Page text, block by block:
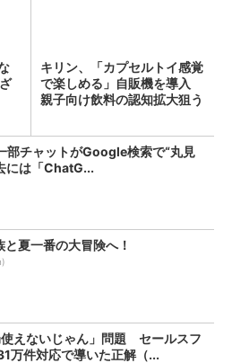
キリン、「カプセルトイ感覚
で楽しめる」自販機を導入
親子向け飲料の認知拡大狙う
部チャットがGoogle検索で“丸見
には「ChatG...
夏一番の大冒険へ！
使えないじゃん」問題 セールスフ
万件対応で導いた正解（...